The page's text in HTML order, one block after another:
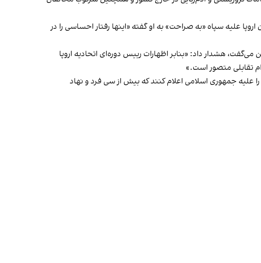
علیه سپاه «به صراحت» به او گفته «اینها رفتار احساسی را در
هشدار داد: «بنابر اظهارات رییس دوره‌ای اتحادیه اروپا
تقابلی متصور است.»
علیه جمهوری اسلامی اعلام کنند که بیش از سی فرد و نهاد